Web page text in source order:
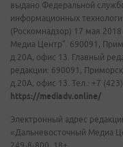
выдано Федеральной
информационных
(Роскомнадзор) 17 мая
Медиа Центр". 690091,
д.20А, офис 13. Главный
редакции: 690091,
д.20А, офис 13. Тел.: +7
https://mediadv.online/
Электронный адрес
«Дальневосточный Медиа